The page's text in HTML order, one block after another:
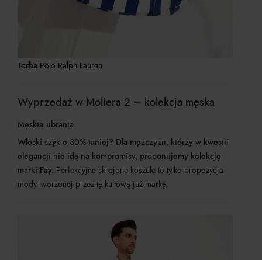
Torba Polo Ralph Lauren
Wyprzedaż w Moliera 2 – kolekcja męska
Męskie ubrania
Włoski szyk o 30% taniej? Dla mężczyzn, którzy w kwestii
elegancji nie idą na kompromisy, proponujemy kolekcję
marki Fay. Perfekcyjne skrojone koszule to tylko propozycja
mody tworzonej przez tę kultową już markę.